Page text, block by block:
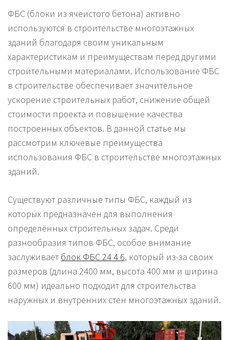
ФБС (блоки из ячеистого бетона) активно
используются в строительстве многоэтажных
зданий благодаря своим уникальным
характеристикам и преимуществам перед другими
строительными материалами. Использование ФБС
в строительстве обеспечивает значительное
ускорение строительных работ, снижение общей
стоимости проекта и повышение качества
построенных объектов. В данной статье мы
рассмотрим ключевые преимущества
использования ФБС в строительстве многоэтажных
зданий.
Существуют различные типы ФБС, каждый из
которых предназначен для выполнения
определённых строительных задач. Среди
разнообразия типов ФБС, особое внимание
заслуживает блок ФБС 24 4 6, который из-за своих
размеров (длина 2400 мм, высота 400 мм и ширина
600 мм) идеально подходит для строительства
наружных и внутренних стен многоэтажных зданий.